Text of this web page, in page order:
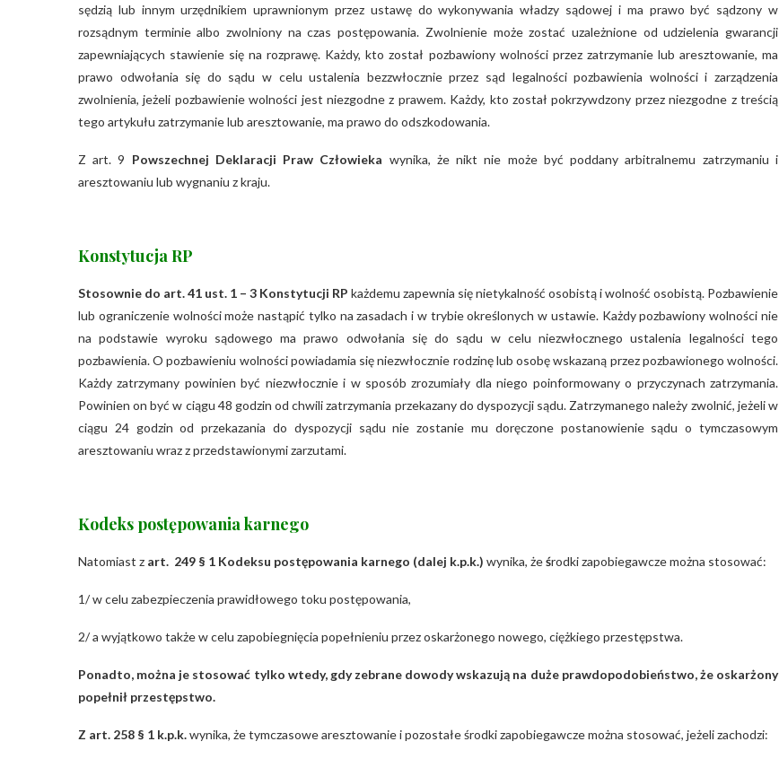
sędzią lub innym urzędnikiem uprawnionym przez ustawę do wykonywania władzy sądowej i ma prawo być sądzony w
rozsądnym terminie albo zwolniony na czas postępowania. Zwolnienie może zostać uzależnione od udzielenia gwarancji
zapewniających stawienie się na rozprawę. Każdy, kto został pozbawiony wolności przez zatrzymanie lub aresztowanie, ma
prawo odwołania się do sądu w celu ustalenia bezzwłocznie przez sąd legalności pozbawienia wolności i zarządzenia
zwolnienia, jeżeli pozbawienie wolności jest niezgodne z prawem. Każdy, kto został pokrzywdzony przez niezgodne z treścią
tego artykułu zatrzymanie lub aresztowanie, ma prawo do odszkodowania.
Z art. 9 Powszechnej Deklaracji Praw Człowieka wynika, że nikt nie może być poddany arbitralnemu zatrzymaniu i
aresztowaniu lub wygnaniu z kraju.
Konstytucja RP
Stosownie do art. 41 ust. 1 – 3 Konstytucji RP każdemu zapewnia się nietykalność osobistą i wolność osobistą. Pozbawienie
lub ograniczenie wolności może nastąpić tylko na zasadach i w trybie określonych w ustawie. Każdy pozbawiony wolności nie
na podstawie wyroku sądowego ma prawo odwołania się do sądu w celu niezwłocznego ustalenia legalności tego
pozbawienia. O pozbawieniu wolności powiadamia się niezwłocznie rodzinę lub osobę wskazaną przez pozbawionego wolności.
Każdy zatrzymany powinien być niezwłocznie i w sposób zrozumiały dla niego poinformowany o przyczynach zatrzymania.
Powinien on być w ciągu 48 godzin od chwili zatrzymania przekazany do dyspozycji sądu. Zatrzymanego należy zwolnić, jeżeli w
ciągu 24 godzin od przekazania do dyspozycji sądu nie zostanie mu doręczone postanowienie sądu o tymczasowym
aresztowaniu wraz z przedstawionymi zarzutami.
Kodeks postępowania karnego
Natomiast z art. 249 § 1 Kodeksu postępowania karnego (dalej k.p.k.) wynika, żeśrodki zapobiegawcze można stosować:
1/ w celu zabezpieczenia prawidłowego toku postępowania,
2/ a wyjątkowo także w celu zapobiegnięcia popełnieniu przez oskarżonego nowego, ciężkiego przestępstwa.
Ponadto, można je stosować tylko wtedy, gdy zebrane dowody wskazują na duże prawdopodobieństwo, że oskarżony
popełnił przestępstwo.
Z art. 258 § 1 k.p.k.wynika, że tymczasowe aresztowanie i pozostałe środki zapobiegawcze można stosować, jeżeli zachodzi: